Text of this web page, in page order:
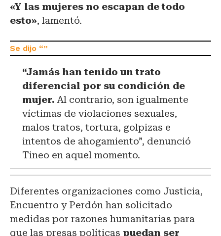
«Y las mujeres no escapan de todo
esto», lamentó.
“Jamás han tenido un trato
diferencial por su condición de
mujer. Al contrario, son igualmente
víctimas de violaciones sexuales,
malos tratos, tortura, golpizas e
intentos de ahogamiento”, denunció
Tineo en aquel momento.
Diferentes organizaciones como Justicia,
Encuentro y Perdón han solicitado
medidas por razones humanitarias para
que las presas políticas puedan ser